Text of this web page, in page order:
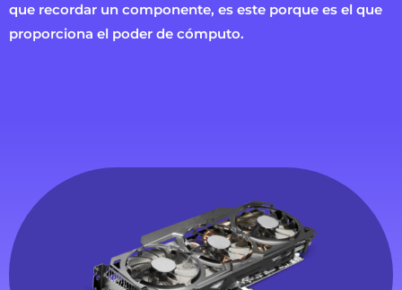
que recordar un componente, es este porque es el que
proporciona el poder de cómputo.